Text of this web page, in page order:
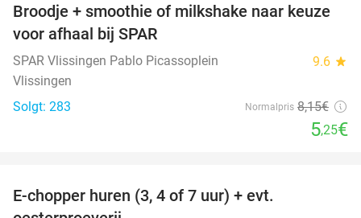
36%
Broodje + smoothie of milkshake naar keuze
voor afhaal bij SPAR
SPAR Vlissingen Pablo Picassoplein 9.6 star
Vlissingen
Solgt: 283
Normalpris 8,15€
5,25€
E-chopper huren (3, 4 of 7 uur) + evt.